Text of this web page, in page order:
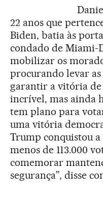
22 anos que
Biden, batia às
condado de Miami-
mobilizar os
procurando levar as
garantir a vitória de
incrível, mas ainda
tem plano para
uma vitória
Trump conquistou
menos de 113.000
comemorar
segurança”, disse